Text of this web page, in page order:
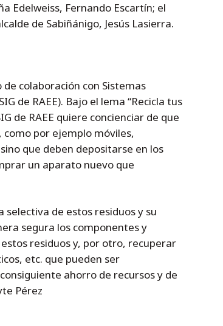
Edelweiss, Fernando Escartín; el
de Sabiñánigo, Jesús Lasierra.
colaboración con Sistemas
de RAEE). Bajo el lema “Recicla tus
de RAEE quiere concienciar de que
como por ejemplo móviles,
que deben depositarse en los
un aparato nuevo que
selectiva de estos residuos y su
segura los componentes y
residuos y, por otro, recuperar
etc. que pueden ser
ahorro de recursos y de
Pérez